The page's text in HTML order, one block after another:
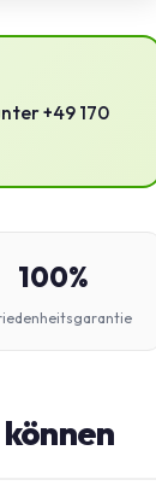
+49 170
100%